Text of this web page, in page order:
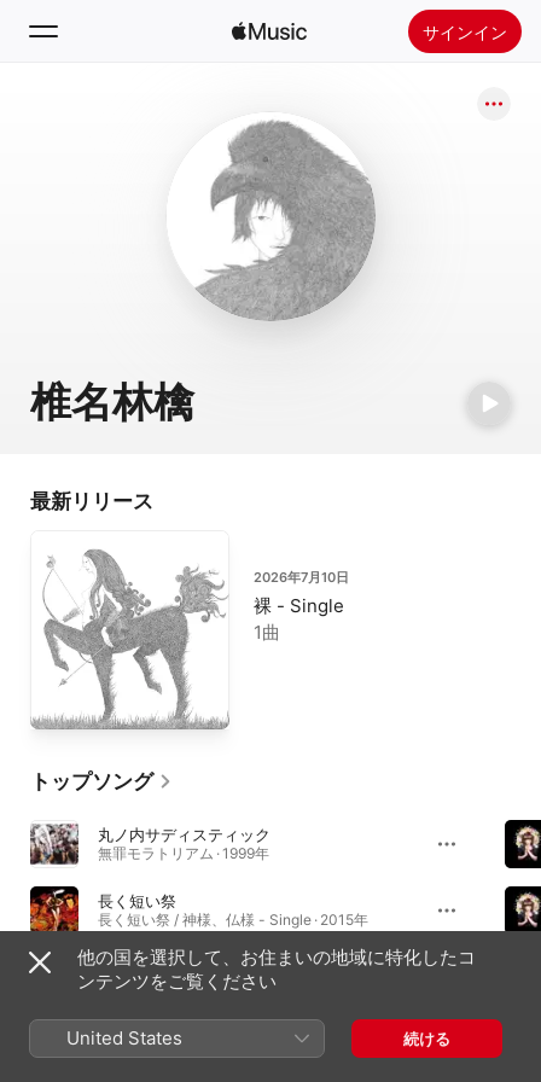
サインイン
Apple Musicをインストール
椎名林檎
最新リリース
2026年7月10日
裸 - Single
1曲
トップソング
丸ノ内サディスティック
無罪モラトリアム · 1999年
長く短い祭
長く短い祭 / 神様、仏様 - Single · 2015年
幸福論
幸福論 - Single · 1998年
他の国を選択して、お住まいの地域に特化したコ
ンテンツをご覧ください
United States 続ける